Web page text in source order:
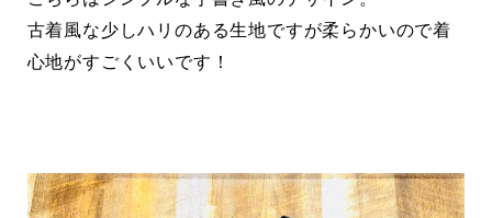
古着風な少しハリのある生地ですが柔らかいので着
心地がすごくいいです！